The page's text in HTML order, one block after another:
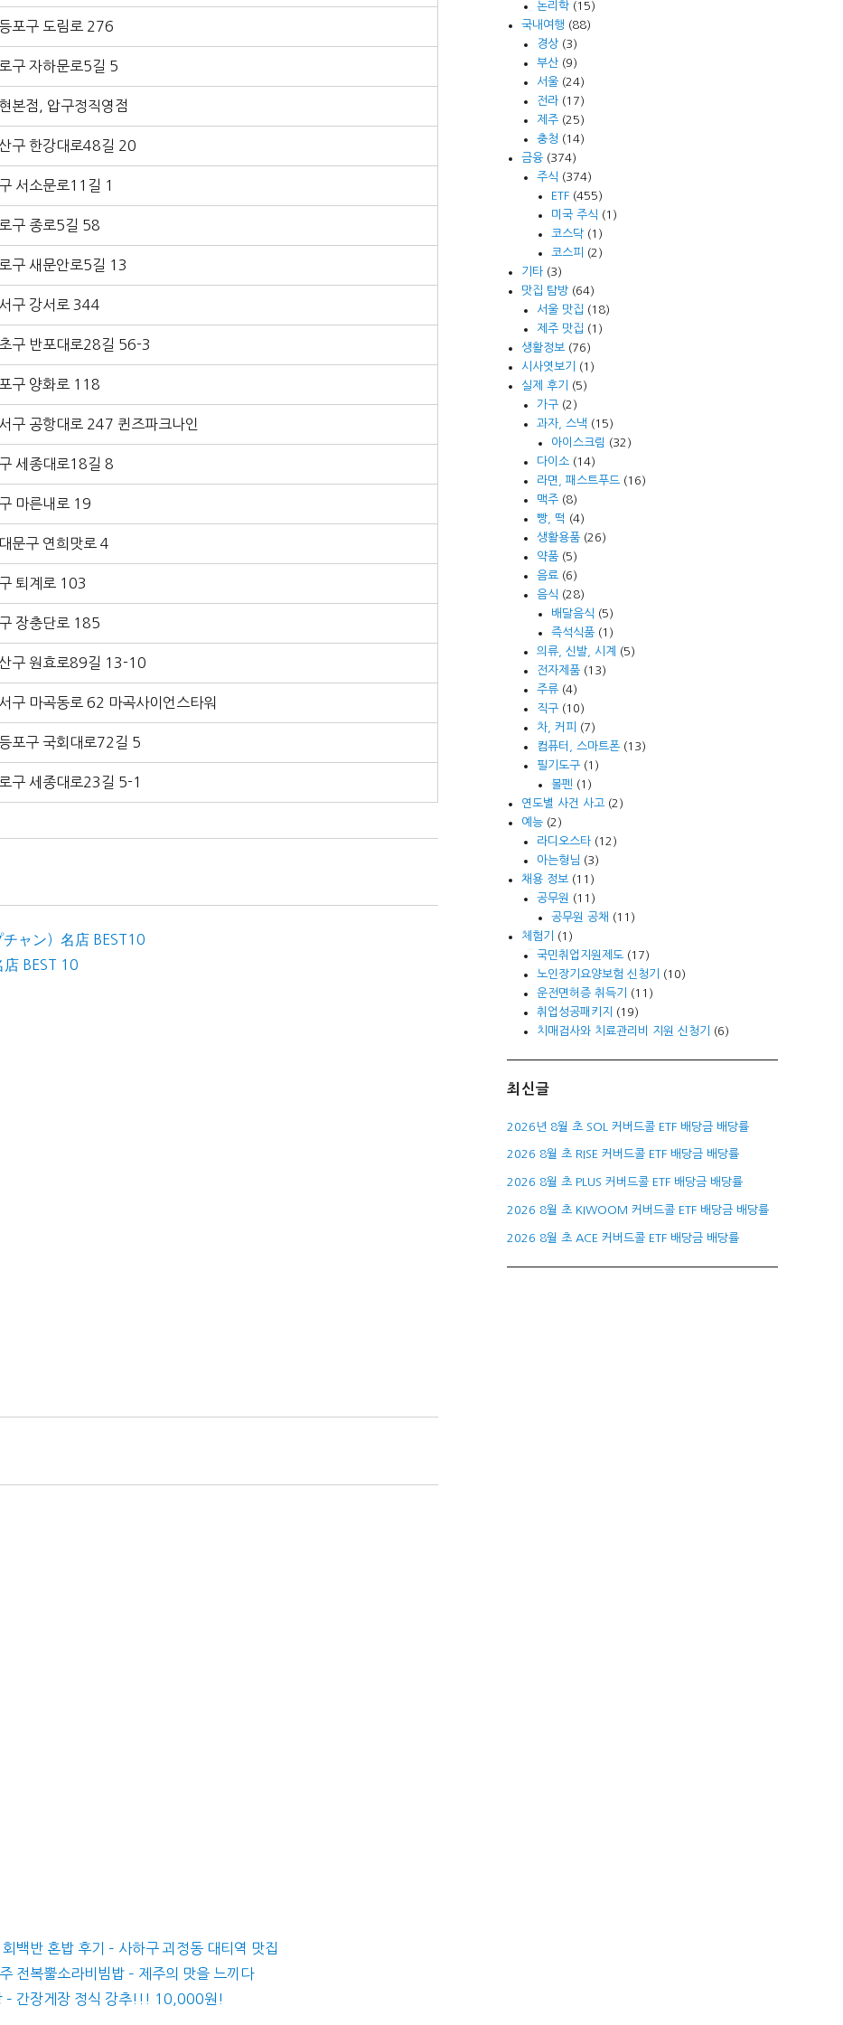
포구 도림로 276
구 자하문로5길 5
본점, 압구정직영점
구 한강대로48길 20
서소문로11길 1
구 종로5길 58
구 새문안로5길 13
구 강서로 344
구 반포대로28길 56-3
구 양화로 118
구 공항대로 247 퀸즈파크나인
세종대로18길 8
마른내로 19
문구 연희맛로 4
퇴계로 103
장충단로 185
구 원효로89길 13-10
구 마곡동로 62 마곡사이언스타워
포구 국회대로72길 5
구 세종대로23길 5-1
ャン）名店 BEST10
BEST 10
백반 혼밥 후기 – 사하구 괴정동 대티역 맛집
전복뿔소라비빔밥 – 제주의 맛을 느끼다
– 간장게장 정식 강추!!! 10,000원!
논리학(15)
국내여행 (88)
경상(3)
부산(9)
서울(24)
전라(17)
제주(25)
충청 (14)
금융 (374)
주식 (374)
ETF(455)
미국 주식 (1)
코스닥(1)
코스피
(2)
기타 (3)
맛집 탐방 (64)
서울 맛집 (18)
제주 맛집 (1)
생활정보 (76)
시사엿보기
(1)
실제 후기
(5)
가구(2)
과자, 스낵 (15)
아이스크림 (32)
다이소(14)
라면, 패스트푸드(16)
맥주(8)
빵, 떡 (4)
생활용품(26)
약품(5)
음료(6)
음식 (28)
배달음식 (5)
즉석식품(1)
의류, 신발, 시계
(5)
전자제품(13)
주류(4)
직구(10)
차, 커피
(7)
컴퓨터, 스마트폰(13)
필기도구(1)
볼펜 (1)
연도별 사건 사고 (2)
예능 (2)
라디오스타(12)
아는형님 (3)
채용 정보 (11)
공무원
(11)
공무원 공채 (11)
체험기
(1)
국민취업지원제도(17)
노인장기요양보험 신청기
(10)
운전면허증 취득기
(11)
취업성공패키지
(19)
치매검사와 치료관리비 지원 신청기
(6)
최신글
2026년 8월 초 SOL 커버드콜 ETF 배당금 배당률
2026 8월 초 RISE 커버드콜 ETF 배당금 배당률
2026 8월 초 PLUS 커버드콜 ETF 배당금 배당률
2026 8월 초 KIWOOM 커버드콜 ETF 배당금 배당률
2026 8월 초 ACE 커버드콜 ETF 배당금 배당률